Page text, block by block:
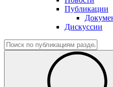
Публикации
Дискуссии